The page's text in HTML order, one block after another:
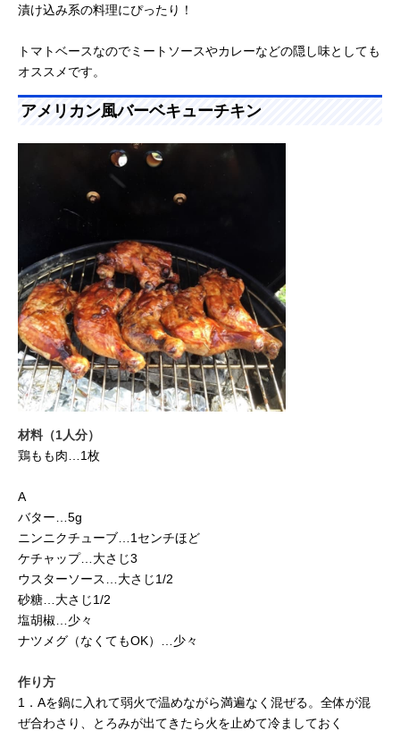
漬け込み系の料理にぴったり！
トマトベースなのでミートソースやカレーなどの隠し味としても
オススメです。
アメリカン風バーベキューチキン
材料（1人分）
鶏もも肉…1枚
A
バター…5g
ニンニクチューブ…1センチほど
ケチャップ…大さじ3
ウスターソース…大さじ1/2
砂糖…大さじ1/2
塩胡椒…少々
ナツメグ（なくてもOK）…少々
作り方
1．Aを鍋に入れて弱火で温めながら満遍なく混ぜる。全体が混
ぜ合わさり、とろみが出てきたら火を止めて冷ましておく